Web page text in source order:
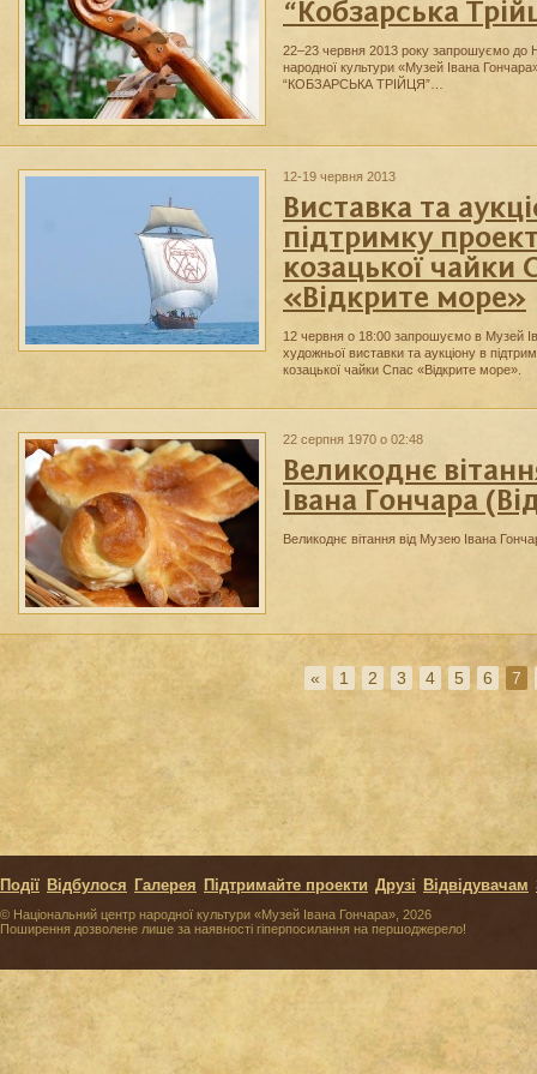
“Кобзарська
22–23 червня 2013 року запрошуємо до
народної культури «Музей Івана
“КОБЗАРСЬКА ТРІЙЦЯ”…
12-19 червня 2013
Виставка та
підтримку
козацької чайки
«Відкрите море»
12 червня о 18:00 запрошуємо в Музей
художньої виставки та аукціону в
козацької чайки Спас «Відкрите море».
22 серпня 1970 о 02:48
Великоднє
Івана Гончара
Великоднє вітання від Музею Івана
« 1 2 3 4 5 6 7
© Національний центр народної культури «Музей Івана Гончара», 2026
Поширення дозволене лише за наявності гіперпосилання на першоджерело!
Події Відбулося Галерея Підтримайте проекти Друзі Відвідувачам